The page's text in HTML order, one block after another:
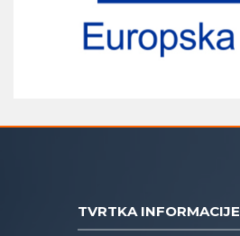
TVRTKA INFORMACIJE